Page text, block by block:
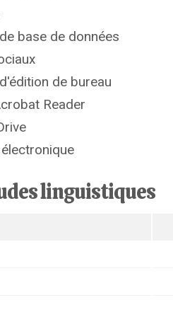
base de données
de bureau
Reader
linguistiques